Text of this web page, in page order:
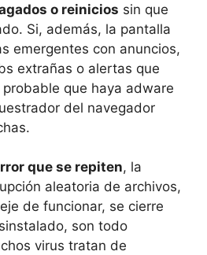
o reinicios sin que
Si, además, la pantalla
emergentes con anuncios,
extrañas o alertas que
que haya adware
del navegador
que se repiten, la
aleatoria de archivos,
de funcionar, se cierre
son todo
virus tratan de